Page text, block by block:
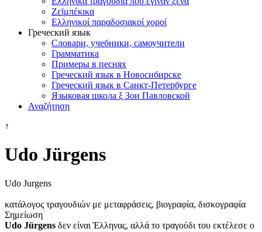
Ζεϊμπέκικα
Ελληνικοί παραδοσιακοί χοροί
Греческий язык
Словари, учебники, самоучители
Грамматика
Примеры в песнях
Греческий язык в Новосибирске
Греческий язык в Санкт-Петербурге
Языковая школа ξ Зои Павловской
Αναζήτηση
↑
Udo Jürgens
Udo Jurgens
κατάλογος τραγουδιών με μεταφράσεις, βιογραφία, δισκογραφία
Σημείωση
Udo Jürgens δεν είναι Έλληνας, αλλά το τραγούδι του εκτέλεσε ο